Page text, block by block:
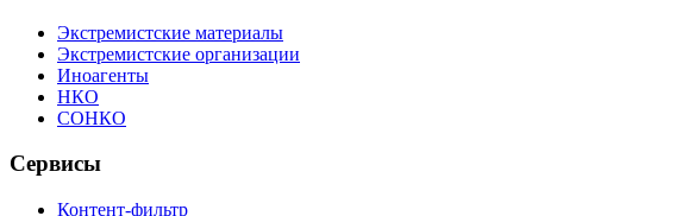
Экстремистские материалы
Экстремистские организации
Иноагенты
НКО
СОНКО
Сервисы
Контент-фильтр